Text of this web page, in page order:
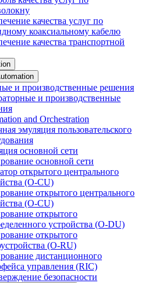
качества услуг по
коаксиальному кабелю
качества транспортной
и производственные решения
и производственные
and Orchestration
эмуляция пользовательского
основной сети
основной сети
открытого центрального
(O-CU)
открытого центрального
(O-CU)
открытого
устройства (O-DU)
открытого
(O-RU)
дистанционного
управления (RIC)
безопасности